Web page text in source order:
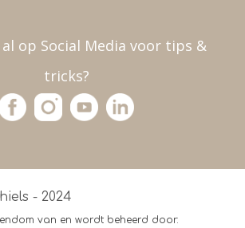
op Social Media voor tips &
tricks?
- 2024
van en wordt beheerd door: